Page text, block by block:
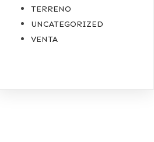
TERRENO
UNCATEGORIZED
VENTA